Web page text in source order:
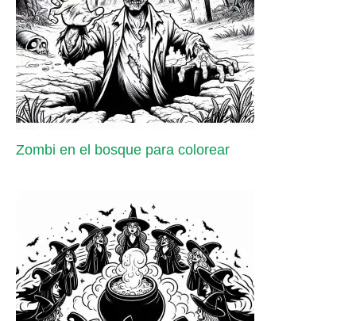
Zombi en el bosque para colorear